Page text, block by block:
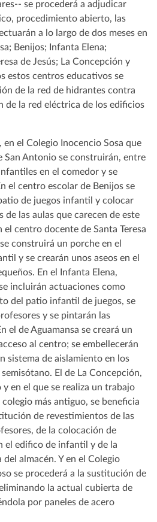
se procederá a adjudicar
procedimiento abierto, las
a lo largo de dos meses en
Benijos; Infanta Elena;
de Jesús; La Concepción y
estos centros educativos se
de la red de hidrantes contra
de la red eléctrica de los edificios
el Colegio Inocencio Sosa que
San Antonio se construirán, entre
en el comedor y se
el centro escolar de Benijos se
de juegos infantil y colocar
de las aulas que carecen de este
centro docente de Santa Teresa
construirá un porche en el
y se crearán unos aseos en el
En el Infanta Elena,
incluirán actuaciones como
del patio infantil de juegos, se
y se pintarán las
el de Aguamansa se creará un
al centro; se embellecerán
sistema de aislamiento en los
El de La Concepción,
en el que se realiza un trabajo
más antiguo, se beneficia
de revestimientos de las
de la colocación de
el edifico de infantil y de la
almacén. Y en el Colegio
se procederá a la sustitución de
la actual cubierta de
por paneles de acero